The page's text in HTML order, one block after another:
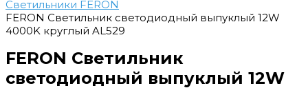
Светильники FERON
FERON Светильник светодиодный выпуклый 12W
4000K круглый AL529
FERON Светильник
светодиодный выпуклый 12W